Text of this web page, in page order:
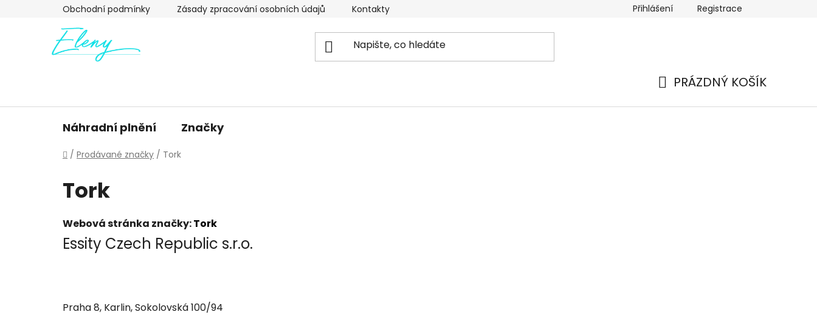
Obchodní podmínky Zásady zpracování osobních údajů Kontakty Náhradní plnění Moje objednávka
Přihlášení Registrace
PRÁZDNÝ KOŠÍK
Náhradní plnění Značky
Domů
/ Prodávané značky / Tork
Tork
Webová stránka značky:Tork
Essity Czech Republic s.r.o.
Praha 8, Karlin, Sokolovská 100/94